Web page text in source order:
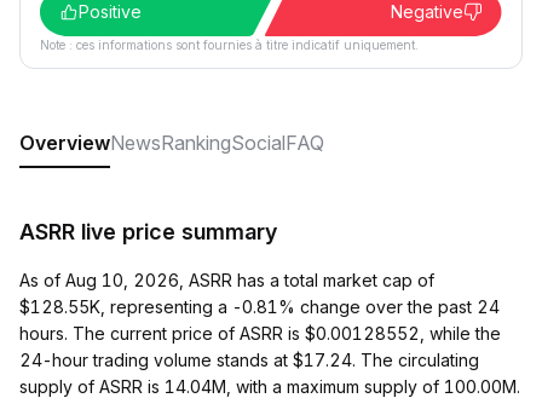
Positive
Negative
Note : ces informations sont fournies à titre indicatif uniquement.
OverviewNewsRankingSocialFAQ
ASRR live price summary
As of Aug 10, 2026, ASRR has a total market cap of
$128.55K, representing a -0.81% change over the past 24
hours. The current price of ASRR is $0.00128552, while the
24-hour trading volume stands at $17.24. The circulating
supply of ASRR is 14.04M, with a maximum supply of 100.00M.